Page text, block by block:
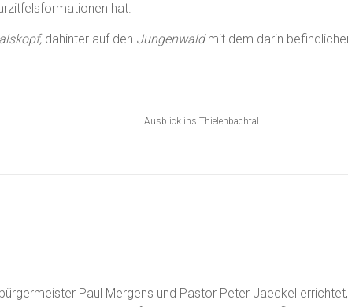
hat.
dahinter auf den Jungenwaldmit dem darin
Ausblick ins Thielenbachtal
Paul Mergens und Pastor Peter Jaeckel